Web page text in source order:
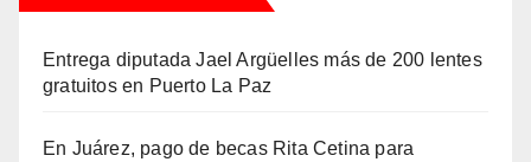
Entrega diputada Jael Argüelles más de 200 lentes
gratuitos en Puerto La Paz
En Juárez, pago de becas Rita Cetina para